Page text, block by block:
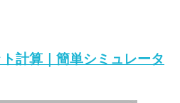
計算｜簡単シミュレータ